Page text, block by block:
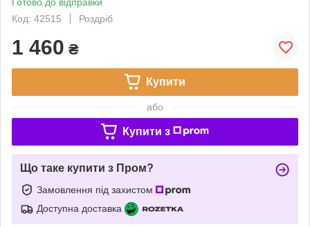
Код: 42515
Роздріб
1 460 ₴
Купити
або
Купити з
Що таке купити з Пром?
Замовлення під захистом
Доступна доставка